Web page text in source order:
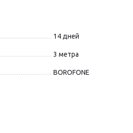
14 дней
3 метра
BOROFONE